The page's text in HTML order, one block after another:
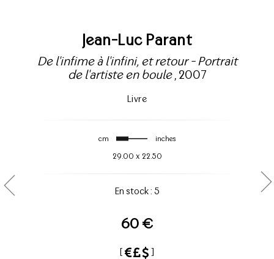
Jean-Luc Parant
De l'infime à l'infini, et retour - Portrait
de l'artiste en boule, 2007
Livre
cm inches
29.00 x 22.50
En stock : 5
60 €
[ ]